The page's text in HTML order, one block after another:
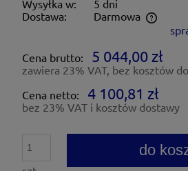
Wysyłka w:
5 dni
Dostawa:
Darmowa
Cena nie zawiera ewentualnych
Cena brutto:
5 044,00 zł
zawiera 23% VAT, bez kosztów
Cena netto:
4 100,81 zł
bez 23% VAT i kosztów dostawy
do